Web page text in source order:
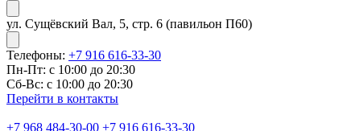
ул. Сущёвский Вал, 5, стр. 6 (павильон П60)
Телефоны: +7 916 616-33-30
Пн-Пт: с 10:00 до 20:30
Сб-Вс: с 10:00 до 20:30
Перейти в контакты
+7 968 484-30-00 +7 916 616-33-30